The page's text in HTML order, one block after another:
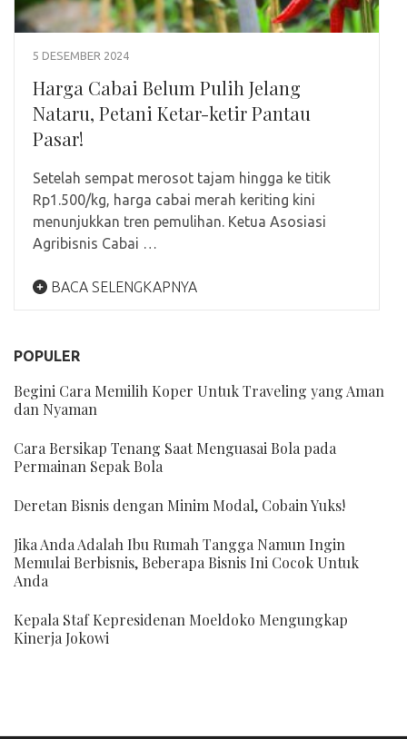
5 DESEMBER 2024
Harga Cabai Belum Pulih Jelang
Nataru, Petani Ketar-ketir Pantau
Pasar!
Setelah sempat merosot tajam hingga ke titik
Rp1.500/kg, harga cabai merah keriting kini
menunjukkan tren pemulihan. Ketua Asosiasi
Agribisnis Cabai …
BACA SELENGKAPNYA
POPULER
Begini Cara Memilih Koper Untuk Traveling yang Aman
dan Nyaman
Cara Bersikap Tenang Saat Menguasai Bola pada
Permainan Sepak Bola
Deretan Bisnis dengan Minim Modal, Cobain Yuks!
Jika Anda Adalah Ibu Rumah Tangga Namun Ingin
Memulai Berbisnis, Beberapa Bisnis Ini Cocok Untuk
Anda
Kepala Staf Kepresidenan Moeldoko Mengungkap
Kinerja Jokowi